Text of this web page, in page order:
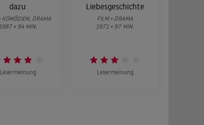
dazu
KOMÖDIEN, DRAMA
1987 • 94 MIN.
Lesermeinung
Liebesgeschichte
FILM • DRAMA
1971 • 97 MIN.
Lesermeinung